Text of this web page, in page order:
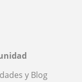
y Blog